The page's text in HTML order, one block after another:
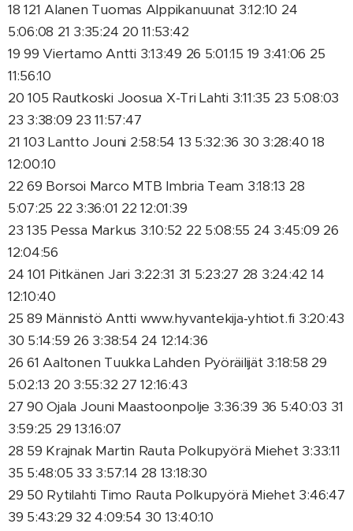
18 121 Alanen Tuomas Alppikanuunat 3:12:10 24
5:06:08 21 3:35:24 20 11:53:42
19 99 Viertamo Antti 3:13:49 26 5:01:15 19 3:41:06 25
11:56:10
20 105 Rautkoski Joosua X-Tri Lahti 3:11:35 23 5:08:03
23 3:38:09 23 11:57:47
21 103 Lantto Jouni 2:58:54 13 5:32:36 30 3:28:40 18
12:00:10
22 69 Borsoi Marco MTB Imbria Team 3:18:13 28
5:07:25 22 3:36:01 22 12:01:39
23 135 Pessa Markus 3:10:52 22 5:08:55 24 3:45:09 26
12:04:56
24 101 Pitkänen Jari 3:22:31 31 5:23:27 28 3:24:42 14
12:10:40
25 89 Männistö Antti www.hyvantekija-yhtiot.fi 3:20:43
30 5:14:59 26 3:38:54 24 12:14:36
26 61 Aaltonen Tuukka Lahden Pyöräilijät 3:18:58 29
5:02:13 20 3:55:32 27 12:16:43
27 90 Ojala Jouni Maastoonpolje 3:36:39 36 5:40:03 31
3:59:25 29 13:16:07
28 59 Krajnak Martin Rauta Polkupyörä Miehet 3:33:11
35 5:48:05 33 3:57:14 28 13:18:30
29 50 Rytilahti Timo Rauta Polkupyörä Miehet 3:46:47
39 5:43:29 32 4:09:54 30 13:40:10